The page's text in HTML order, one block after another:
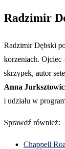
Radzimir
Radzimir Dębski
korzeniach. Ojciec
skrzypek, autor
Anna
i udziału w
Sprawdź również:
Chappell